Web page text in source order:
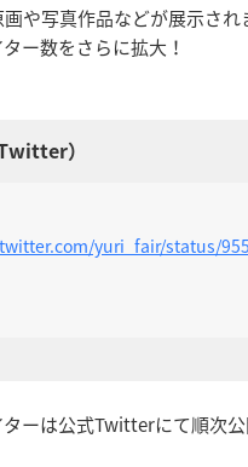
や写真作品などが展示され
ー数をさらに拡大！
yuri_fair/status/
ーは公式Twitterにて順次公